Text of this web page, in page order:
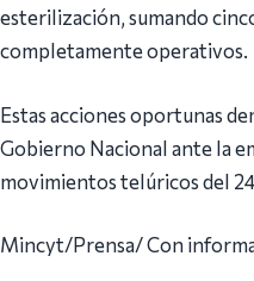
esterilización, sumando
completamente operativos.
Estas acciones oportunas
Gobierno Nacional ante la
movimientos telúricos del 24
Mincyt/Prensa/ Con